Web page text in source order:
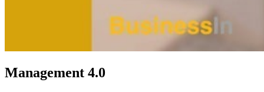
Management 4.0